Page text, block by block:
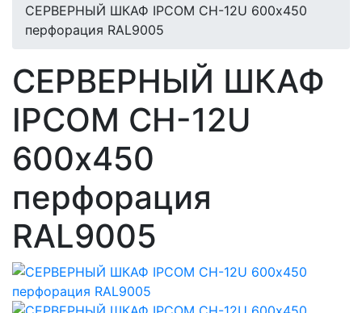
СЕРВЕРНЫЙ ШКАФ IPCOM СН-12U 600х450
перфорация RAL9005
СЕРВЕРНЫЙ ШКАФ
IPCOM СН-12U
600х450
перфорация
RAL9005